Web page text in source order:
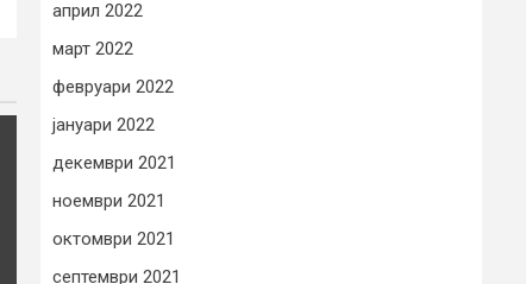
април 2022
март 2022
февруари 2022
јануари 2022
декември 2021
ноември 2021
октомври 2021
септември 2021